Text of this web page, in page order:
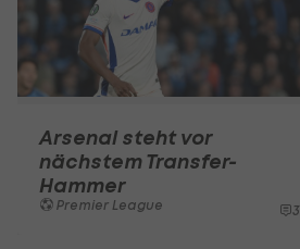
Arsenal steht vor
nächstem Transfer-
Hammer
Premier League 3